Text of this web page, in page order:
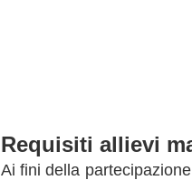
Requisiti allievi
Ai fini della